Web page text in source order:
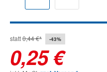
statt0,44 €* -43%
0,25 €